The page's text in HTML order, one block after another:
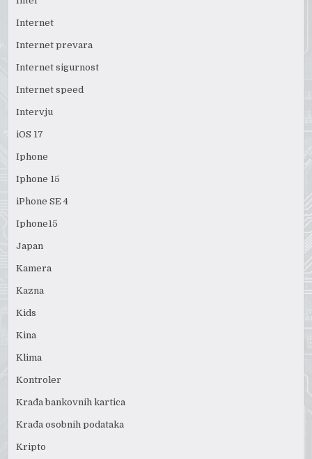
Internet
Internet prevara
Internet sigurnost
Internet speed
Intervju
iOS 17
Iphone
Iphone 15
iPhone SE 4
Iphone15
Japan
Kamera
Kazna
Kids
Kina
Klima
Kontroler
Krađa bankovnih kartica
Krađa osobnih podataka
Kripto